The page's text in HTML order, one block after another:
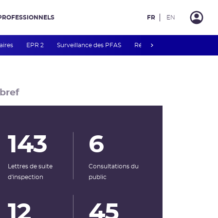
EPR 2 Surveillance des PFAS Réacteur EPR de
FR EN
143
Lettres de suite
d'inspection
6
Consultations du
public
12 45